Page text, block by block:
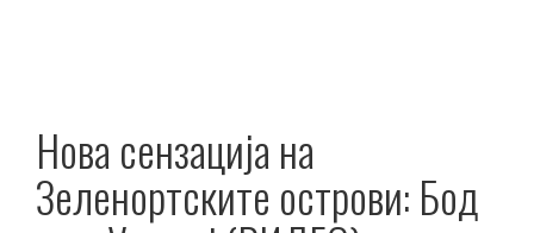
Нова сензација на
Зеленортските острови: Бод